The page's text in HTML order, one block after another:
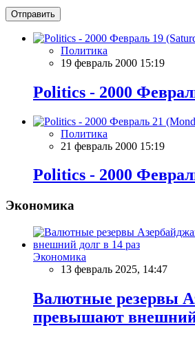
Отправить
Политика
19 февраль 2000 15:19
Politics - 2000
Политика
21 февраль 2000 15:19
Politics - 2000
Экономика
Экономика
13 февраль 2025, 14:47
Валютные резервы
превышают внешний